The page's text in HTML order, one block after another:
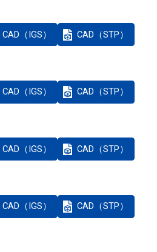
CAD（IGS） CAD（STP）
CAD（IGS） CAD（STP）
CAD（IGS） CAD（STP）
CAD（IGS） CAD（STP）